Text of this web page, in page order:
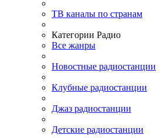
ТВ каналы по странам
Категории Радио
Все жанры
Новостные радиостанции
Клубные радиостанции
Джаз радиостанции
Детские радиостанции